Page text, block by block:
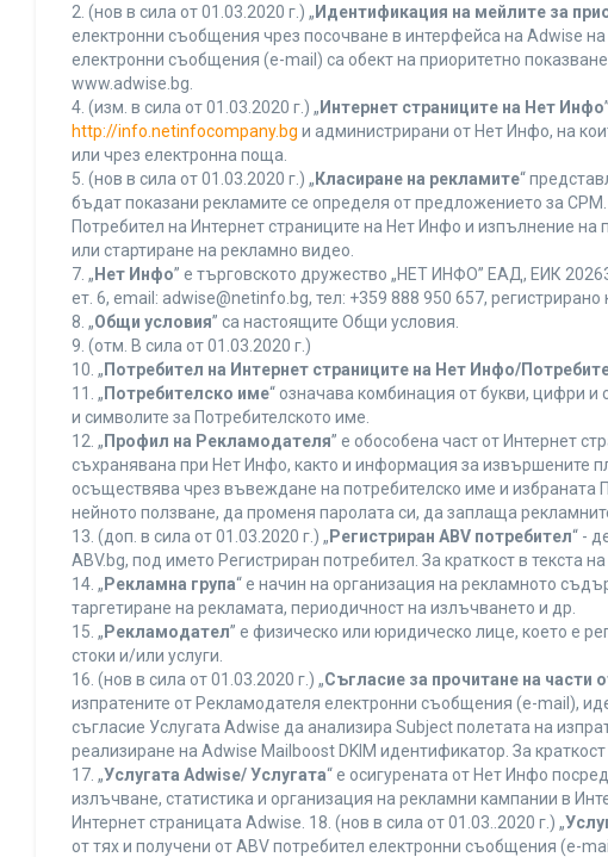
2. (нов в сила от 01.03.2020 г.) „ Идентификация на мейлите за
електронни съобщения чрез посочване в интерфейса на Adwise
електронни съобщения (e-mail) са обект на приоритетно показване
www.adwise.bg.
4. (изм. в сила от 01.03.2020 г.) „ Интернет страниците на Нет Инфо
http://info.netinfocompany.bg и администрирани от Нет Инфо, на
или чрез електронна поща.
5. (нов в сила от 01.03.2020 г.) „ Класиране на рекламите“
бъдат показани рекламите се определя от предложението за CPM.
Потребител на Интернет страниците на Нет Инфо и изпълнение
или стартиране на рекламно видео.
7. „ Нет Инфо” е търговското дружество „НЕТ ИНФО” ЕАД, ЕИК
ет. 6, еmail: adwise@netinfo.bg, тел: +359 888 950 657,
8. „Общи условия” са настоящите Общи условия.
9. (отм. В сила от 01.03.2020 г.)
10. „ Потребител на Интернет страниците на Нет Инфо/
11. „ Потребителско име“ означава комбинация от букви, цифри
и символите за Потребителското име.
12. „ Профил на Рекламодателя” е обособена част от Интернет
съхранявана при Нет Инфо, както и информация за извършените
осъществява чрез въвеждане на потребителско име и
нейното ползване, да променя паролата си, да заплаща
13. (доп. в сила от 01.03.2020 г.) „ Регистриран ABV потребител“ -
ABV.bg, под името Регистриран потребител. За краткост в текста
14. „ Рекламна група“ е начин на организация на рекламното
таргетиране на рекламата, периодичност на излъчването и др.
15. „ Рекламодател” е физическо или юридическо лице, което е
стоки и/или услуги.
16. (нов в сила от 01.03.2020 г.) „Съгласие за прочитане на части
изпратените от Рекламодателя електронни съобщения (e-mail),
съгласие Услугата Adwise да анализира Subject полетата на
реализиране на Adwise Mailboost DKIM идентификатор. За
17. „Услугата Adwise/ Услугата“ е осигурената от Нет Инфо
излъчване, статистика и организация на рекламни кампании в
Интернет страницата Adwise. 18. (нов в сила от 01.03..2020 г.) „
от тях и получени от ABV потребител електронни съобщения (e-